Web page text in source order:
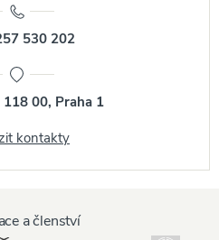
530 202
118 00, Praha 1
kontakty
a členství